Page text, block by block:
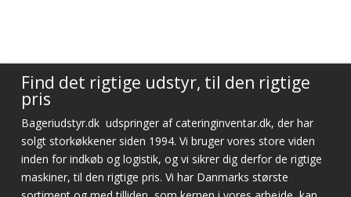
Find det rigtige udstyr, til den rigtige
pris
Bageriudstyr.dk udspringer af cateringinventar.dk, der har
solgt storkøkkener siden 1994. Vi bruger vores store viden
inden for indkøb og logistik, og vi sikrer dig derfor de rigtige
maskiner, til den rigtige pris. Vi har Danmarks største